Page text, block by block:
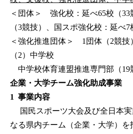
＜団体＞ 強化校：延べ65校（33
（3競技）、国スポ強化校：延べ7
＜強化推進団体＞ 1団体（2競技
（2）中学校
中学校体育連盟推進専門部（19
企業・大学チーム強化助成事業
1 事業内容
国民スポーツ大会及び全日本実
なる県内チーム（企業・大学）